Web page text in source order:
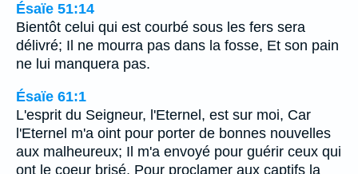
Ésaïe 51:14
Bientôt celui qui est courbé sous les fers sera
délivré; Il ne mourra pas dans la fosse, Et son pain
ne lui manquera pas.
Ésaïe 61:1
L'esprit du Seigneur, l'Eternel, est sur moi, Car
l'Eternel m'a oint pour porter de bonnes nouvelles
aux malheureux; Il m'a envoyé pour guérir ceux qui
ont le coeur brisé, Pour proclamer aux captifs la